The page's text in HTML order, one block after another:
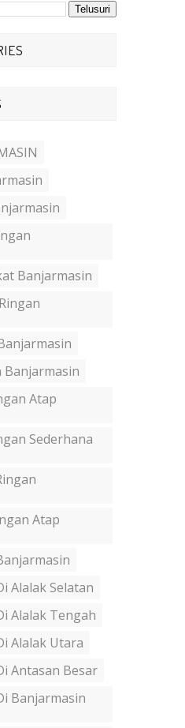
Banjarmasin
Banjarmasin
Atap
Sederhana
Atap
Alalak Selatan
Alalak Tengah
Alalak Utara
Antasan Besar
Banjarmasin